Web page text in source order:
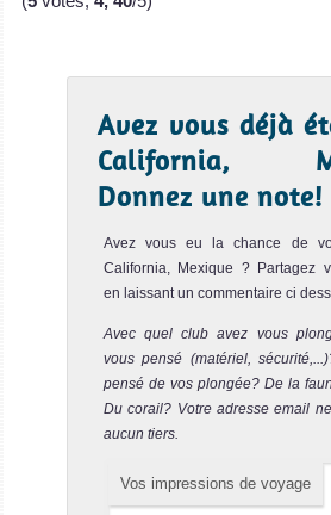
MV Valentina
Le Valentina est
Avez vous déjà
California,
Donnez une note!
Avez vous eu la chance de
California, Mexique ? Partagez
en laissant un commentaire ci
Avec quel club avez vous
vous pensé (matériel,
pensé de vos plongée? De la
Du corail? Votre adresse email
aucun tiers.
Vos impressions de voyage